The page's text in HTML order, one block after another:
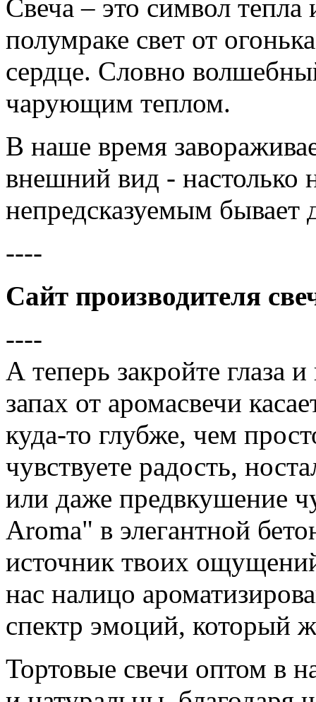
Свеча – это символ
полумраке свет от
сердце. Словно
чарующим теплом.
В наше время
внешний вид -
непредсказуемым бывает
----
Сайт производителя
----
А теперь закройте глаза
запах от аромасвечи
куда-то глубже, чем
чувствуете радость,
или даже предвкушение
Aroma" в элегантной
источник твоих
нас налицо
спектр эмоций, который
Тортовые свечи оптом в